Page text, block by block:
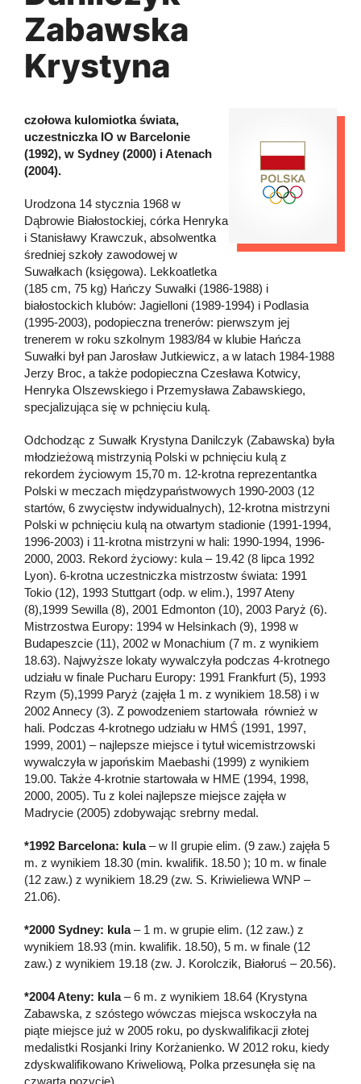
Zabawska
Krystyna
czołowa kulomiotka świata,
uczestniczka IO w Barcelonie
(1992), w Sydney (2000) i Atenach
(2004).
Urodzona 14 stycznia 1968 w
Dąbrowie Białostockiej, córka Henryka
i Stanisławy Krawczuk, absolwentka
średniej szkoły zawodowej w
Suwałkach (księgowa). Lekkoatletka
(185 cm, 75 kg) Hańczy Suwałki (1986-1988) i
białostockich klubów: Jagielloni (1989-1994) i Podlasia
(1995-2003), podopieczna trenerów: pierwszym jej
trenerem w roku szkolnym 1983/84 w klubie Hańcza
Suwałki był pan Jarosław Jutkiewicz, a w latach 1984-1988
Jerzy Broc, a także podopieczna Czesława Kotwicy,
Henryka Olszewskiego i Przemysława Zabawskiego,
specjalizująca się w pchnięciu kulą.
Odchodząc z Suwałk Krystyna Danilczyk (Zabawska) była
młodzieżową mistrzynią Polski w pchnięciu kulą z
rekordem życiowym 15,70 m. 12-krotna reprezentantka
Polski w meczach międzypaństwowych 1990-2003 (12
startów, 6 zwycięstw indywidualnych), 12-krotna mistrzyni
Polski w pchnięciu kulą na otwartym stadionie (1991-1994,
1996-2003) i 11-krotna mistrzyni w hali: 1990-1994, 1996-
2000, 2003. Rekord życiowy: kula – 19.42 (8 lipca 1992
Lyon). 6-krotna uczestniczka mistrzostw świata: 1991
Tokio (12), 1993 Stuttgart (odp. w elim.), 1997 Ateny
(8),1999 Sewilla (8), 2001 Edmonton (10), 2003 Paryż (6).
Mistrzostwa Europy: 1994 w Helsinkach (9), 1998 w
Budapeszcie (11), 2002 w Monachium (7 m. z wynikiem
18.63). Najwyższe lokaty wywalczyła podczas 4-krotnego
udziału w finale Pucharu Europy: 1991 Frankfurt (5), 1993
Rzym (5),1999 Paryż (zajęła 1 m. z wynikiem 18.58) i w
2002 Annecy (3). Z powodzeniem startowała również w
hali. Podczas 4-krotnego udziału w HMŚ (1991, 1997,
1999, 2001) – najlepsze miejsce i tytuł wicemistrzowski
wywalczyła w japońskim Maebashi (1999) z wynikiem
19.00. Także 4-krotnie startowała w HME (1994, 1998,
2000, 2005). Tu z kolei najlepsze miejsce zajęła w
Madrycie (2005) zdobywając srebrny medal.
*1992 Barcelona: kula– w II grupie elim. (9 zaw.) zajęła 5
m. z wynikiem 18.30 (min. kwalifik. 18.50 ); 10 m. w finale
(12 zaw.) z wynikiem 18.29 (zw. S. Kriwieliewa WNP –
21.06).
*2000 Sydney: kula– 1 m. w grupie elim. (12 zaw.) z
wynikiem 18.93 (min. kwalifik. 18.50), 5 m. w finale (12
zaw.) z wynikiem 19.18 (zw. J. Korolczik, Białoruś – 20.56).
*2004 Ateny: kula– 6 m. z wynikiem 18.64 (Krystyna
Zabawska, z szóstego wówczas miejsca wskoczyła na
piąte miejsce już w 2005 roku, po dyskwalifikacji złotej
medalistki Rosjanki Iriny Korżanienko. W 2012 roku, kiedy
zdyskwalifikowano Kriweliową, Polka przesunęła się na
czwartą pozycję).